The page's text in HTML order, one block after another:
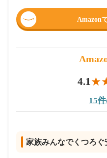
Amazon
4.1
15
家族みんなでくつろ